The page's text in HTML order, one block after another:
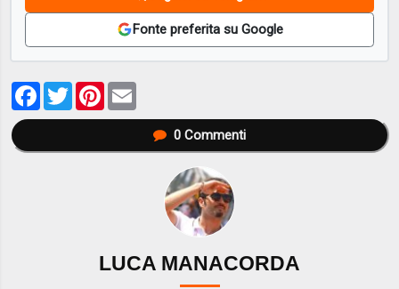
Fonte preferita su Google
Facebook
TwitterPinterest
0Commenti
LUCA MANACORDA